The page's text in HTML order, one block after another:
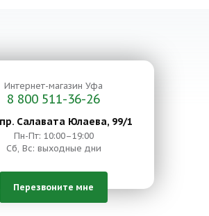
Интернет-магазин Уфа
8 800 511-36-26
Салавата Юлаева, 99/1
Пн-Пт: 10:00–19:00
Сб, Вс: выходные дни
Перезвоните мне